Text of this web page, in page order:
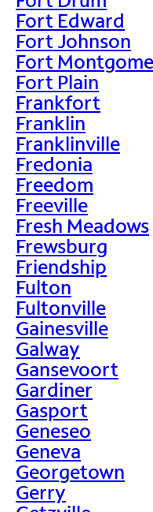
Fort Edward
Fort Johnson
Fort
Fort Plain
Frankfort
Franklin
Franklinville
Fredonia
Freedom
Freeville
Fresh Meadows
Frewsburg
Friendship
Fulton
Fultonville
Gainesville
Galway
Gansevoort
Gardiner
Gasport
Geneseo
Geneva
Georgetown
Gerry